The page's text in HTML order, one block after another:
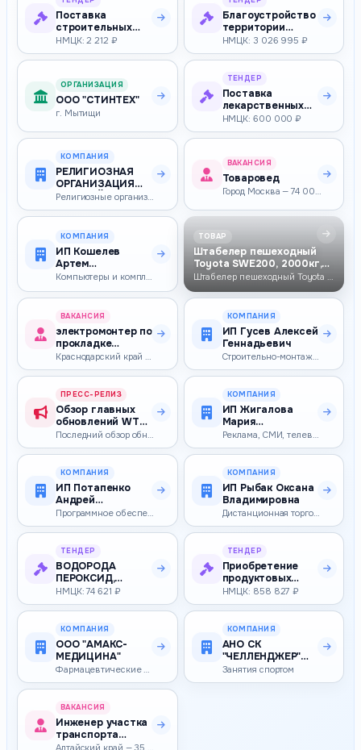
Поставка
строительных
материалов для
нужд учреждения
НМЦК: 2 212 ₽
Благоустройство
территории
кладбища в с.
Парапино Ковыл…
НМЦК: 3 026 995 ₽
ОРГАНИЗАЦИЯ
ООО "СТИНТЕХ"
г. Мытищи
ТЕНДЕР
Поставка
лекарственных
препаратов для
медицинского
прим…
НМЦК: 600 000 ₽
КОМПАНИЯ
РЕЛИГИОЗНАЯ
ОРГАНИЗАЦИЯ
УССУРИЙСКАЯ
ХРИСТИАНСКАЯ
МЕТОДИ…
Религиозные организации
ВАКАНСИЯ
Товаровед
КОМПАНИЯ
ИП Кошелев
Артем
Геннадьевич
Компьютеры и комплектующие, вычислительная техника, оргтехника
ТОВАР
Штабелер пешеходный
Toyota SWE200, 2000кг,
4050мм, своб…
Штабелер пешеходный Toyota SWE200, 2000кг, 4050мм, свободный ход, лити…
ВАКАНСИЯ
электромонтер по
прокладке
кабелей
(слаботочн.)
Краснодарский край — 53 204–53 204 ₽
КОМПАНИЯ
ИП Гусев Алексей
Геннадьевич
Строительно-монтажные работы
ПРЕСС-РЕЛИЗ
Обзор главных
обновлений WT
Geotargeting Pro
за два год…
Последний обзор обновлений WT Geotargeting Pro мы публиковали осенью 2…
КОМПАНИЯ
ИП Жигалова
Мария
Станиславовна
Реклама, СМИ, телевидение
КОМПАНИЯ
ИП Потапенко
Андрей
Владимирович
Программное обеспечение
КОМПАНИЯ
ИП Рыбак Оксана
Владимировна
Дистанционная торговля
ТЕНДЕР
ВОДОРОДА
ПЕРОКСИД,
МЕТОКЛОПРАМИД,
НАТРИЯ ХЛОРИД,
ПАРАЦЕ…
НМЦК: 74 621 ₽
ТЕНДЕР
Приобретение
продуктовых
пайков (сахар,
молоко
сгущенно…
НМЦК: 858 827 ₽
КОМПАНИЯ
ООО "АМАКС-
МЕДИЦИНА"
Фармацевтические и лекарственные препараты, лекарственное сырье
КОМПАНИЯ
АНО СК
"ЧЕЛЛЕНДЖЕР"
(СОПЕРНИК)
Занятия спортом
ВАКАНСИЯ
Инженер участка
транспорта
электроэнергии